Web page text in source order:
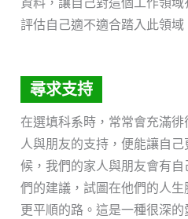
評估自己適不適合踏入此領域
尋求支持
在選填科系時，常常會充滿
人與朋友的支持，便能讓自
候，我們的家人與朋友會有
們的建議，試圖在他們的人
更平順的路。這是一種很深